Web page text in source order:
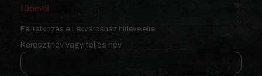
Hírlevél
Feliratkozás a Lekvárosház hírleveleire
Keresztnév vagy teljes név